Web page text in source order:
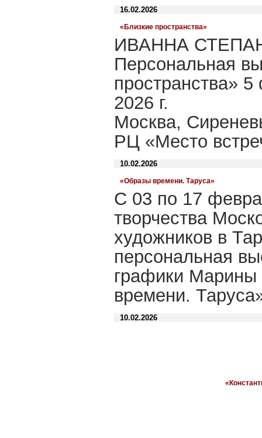
16.02.2026
«Близкие пространства»
ИВАННА
Персональная
пространства»
2026 г.
Москва,
РЦ «Место
10.02.2026
«Образы времени. Таруса»
С 03 по 17
творчества
художников в
персональная
графики
времени.
10.02.2026